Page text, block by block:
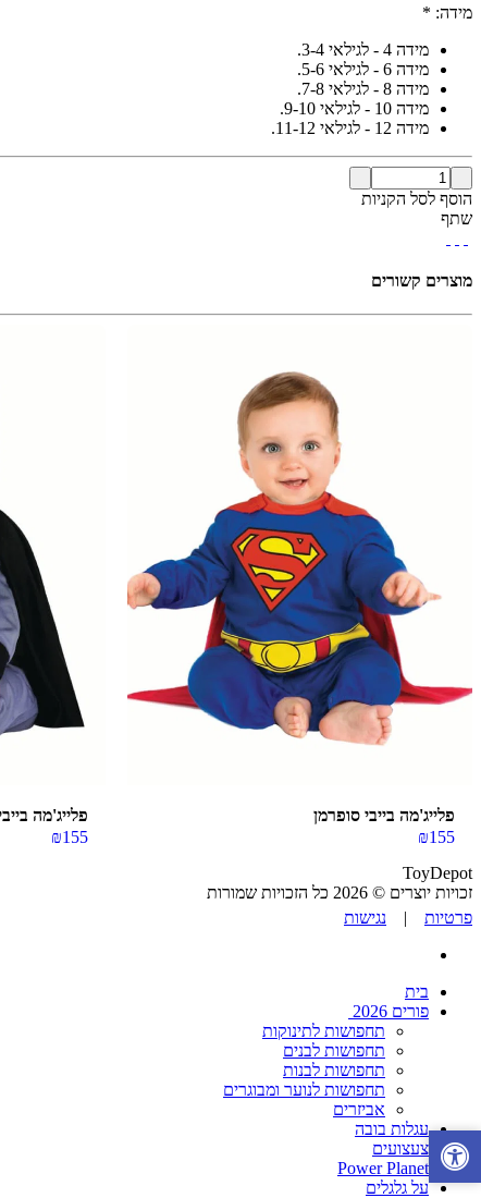
מידה: *
מידה 4 - לגילאי 3-4.
מידה 6 - לגילאי 5-6.
מידה 8 - לגילאי 7-8.
מידה 10 - לגילאי 9-10.
מידה 12 - לגילאי 11-12.
הוסף לסל הקניות
שתף
מוצרים קשורים
פלייג'מה בייבי סופרמן
₪155
פלייג'מה
₪155
ToyDepot
זכויות יוצרים © 2026 כל הזכויות שמורות
פרטיות | נגישות
בית
פורים 2026
תחפושות לתינוקות
תחפושות לבנים
תחפושות לבנות
תחפושות לנוער ומבוגרים
אביזרים
עגלות בובה
צעצועים
Power Planet
על גלגלים